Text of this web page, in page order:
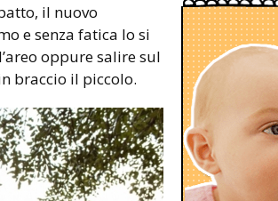
il nuovo
e senza fatica lo si
oppure salire sul
braccio il piccolo.